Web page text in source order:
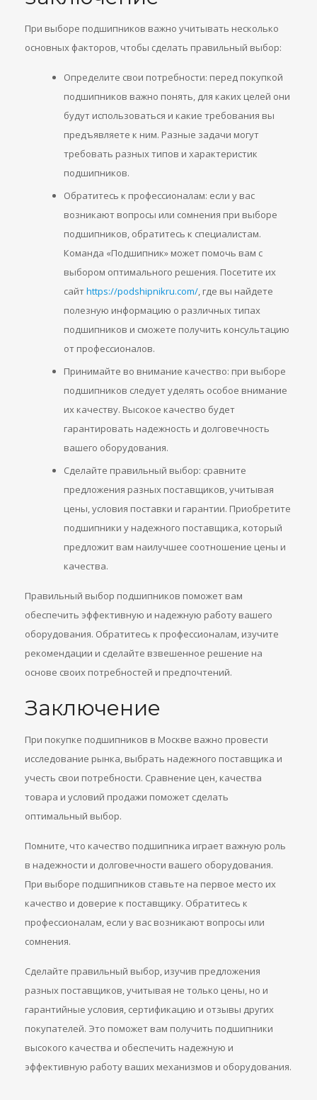
При выборе подшипников важно учитывать несколько
основных факторов, чтобы сделать правильный выбор:
Определите свои потребности: перед покупкой
подшипников важно понять, для каких целей они
будут использоваться и какие требования вы
предъявляете к ним. Разные задачи могут
требовать разных типов и характеристик
подшипников.
Обратитесь к профессионалам: если у вас
возникают вопросы или сомнения при выборе
подшипников, обратитесь к специалистам.
Команда «Подшипник» может помочь вам с
выбором оптимального решения. Посетите их
сайтhttps://podshipnikru.com/, где вы найдете
полезную информацию о различных типах
подшипников и сможете получить консультацию
от профессионалов.
Принимайте во внимание качество: при выборе
подшипников следует уделять особое внимание
их качеству. Высокое качество будет
гарантировать надежность и долговечность
вашего оборудования.
Сделайте правильный выбор: сравните
предложения разных поставщиков, учитывая
цены, условия поставки и гарантии. Приобретите
подшипники у надежного поставщика, который
предложит вам наилучшее соотношение цены и
качества.
Правильный выбор подшипников поможет вам
обеспечить эффективную и надежную работу вашего
оборудования. Обратитесь к профессионалам, изучите
рекомендации и сделайте взвешенное решение на
основе своих потребностей и предпочтений.
Заключение
При покупке подшипников в Москве важно провести
исследование рынка, выбрать надежного поставщика и
учесть свои потребности. Сравнение цен, качества
товара и условий продажи поможет сделать
оптимальный выбор.
Помните, что качество подшипника играет важную роль
в надежности и долговечности вашего оборудования.
При выборе подшипников ставьте на первое место их
качество и доверие к поставщику. Обратитесь к
профессионалам, если у вас возникают вопросы или
сомнения.
Сделайте правильный выбор, изучив предложения
разных поставщиков, учитывая не только цены, но и
гарантийные условия, сертификацию и отзывы других
покупателей. Это поможет вам получить подшипники
высокого качества и обеспечить надежную и
эффективную работу ваших механизмов и оборудования.